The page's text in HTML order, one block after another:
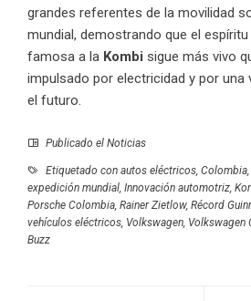
grandes referentes de la movilidad
mundial, demostrando que el
famosa a la Kombi sigue más vivo
impulsado por electricidad y por una
el futuro.
Publicado el Noticias
Etiquetado con autos eléctricos, Colombia,
expedición mundial, Innovación automotriz,
Porsche Colombia, Rainer Zietlow, Récord
vehículos eléctricos, Volkswagen, Volkswagen
Buzz